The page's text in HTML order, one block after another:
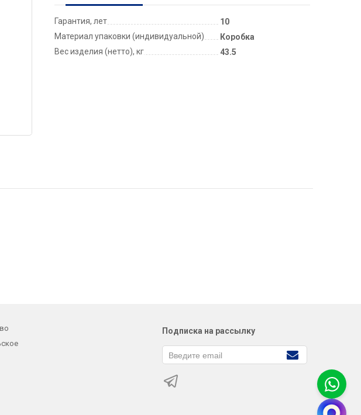
Гарантия, лет
10
Материал упаковки (индивидуальной)
Коробка
Вес изделия (нетто), кг
43.5
Подписка на рассылку